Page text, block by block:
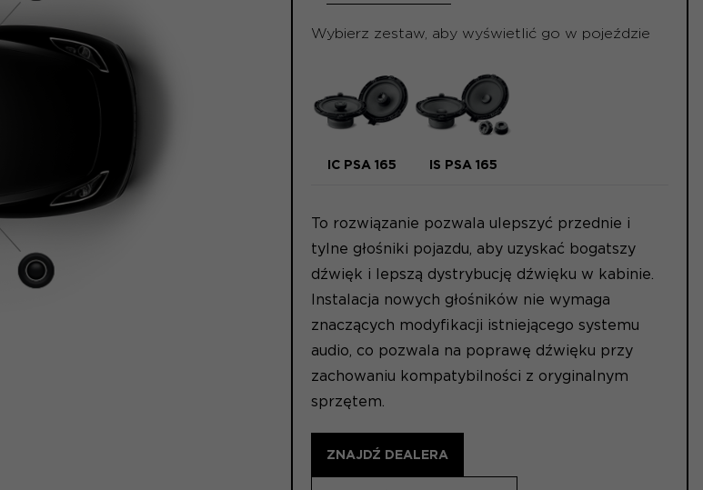
Wybierz zestaw, aby wyświetlić go w pojeździe
IC PSA 165 IS PSA 165
To rozwiązanie pozwala ulepszyć przednie i
tylne głośniki pojazdu, aby uzyskać bogatszy
dźwięk i lepszą dystrybucję dźwięku w kabinie.
Instalacja nowych głośników nie wymaga
znaczących modyfikacji istniejącego systemu
audio, co pozwala na poprawę dźwięku przy
zachowaniu kompatybilności z oryginalnym
sprzętem.
ZNAJDŹ DEALERA